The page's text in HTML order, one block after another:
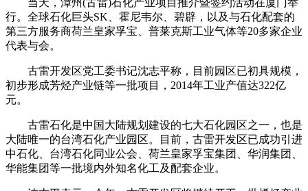
行。全球石化巨头SK、霍尼韦尔、碧辟，以及与石化配套的
第三方服务商荷兰皇家孚宝、普莱克斯工业气体等20多家企业
代表与会。
古雷开发区党工委书记沈志平称，目前园区已初具规模，
初步形成芳烃产业链等一批项目，2014年工业产值达322亿
元。
古雷石化是中国大陆规划建设的七大石化园区之一，也是
大陆唯一的台湾石化产业园区。目前，古雷开发区已成功引进
中石化、台湾石化同业公会、荷兰皇家孚宝集团、华润集团、
华能集团等一批境内外知名化工及配套企业。